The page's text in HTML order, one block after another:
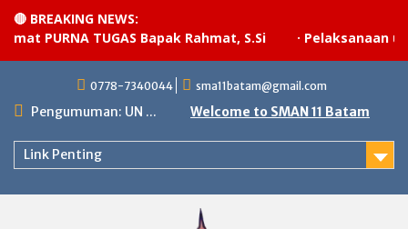
🔴 BREAKING NEWS:
PURNA TUGAS Bapak Rahmat, S.Si
Pelaksanaan
content
0778-7340044 sma11batam@gmail.com
Pengumuman: UN ... Welcome to SMAN 11 Batam
Link Penting